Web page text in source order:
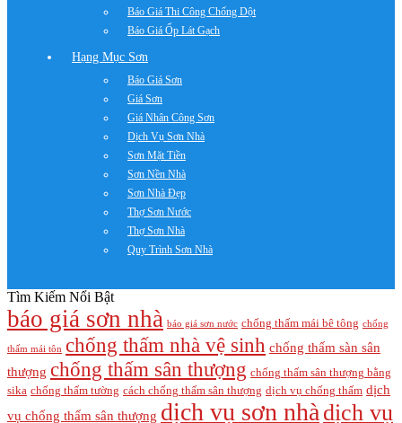
Báo Giá Thi Công Chống Dột
Báo Giá Ốp Lát Gạch
Hạng Mục Sơn
Báo Giá Sơn
Giá Sơn
Giá Nhân Công Sơn
Dịch Vụ Sơn Nhà
Sơn Mặt Tiền
Sơn Nền Nhà
Sơn Nhà Đẹp
Thợ Sơn Nước
Thợ Sơn Nhà
Quy Trình Sơn Nhà
Tìm Kiếm Nổi Bật
báo giá sơn nhà báo giá sơn nước chống thấm mái bê tông chống
thấm mái tôn chống thấm nhà vệ sinh chống thấm sàn sân
thượng chống thấm sân thượng chống thấm sân thượng bằng
sika chống thấm tường cách chống thấm sân thượng dịch vụ chống thấm dịch
vụ chống thấm sân thượng dịch vụ sơn nhà dịch vụ